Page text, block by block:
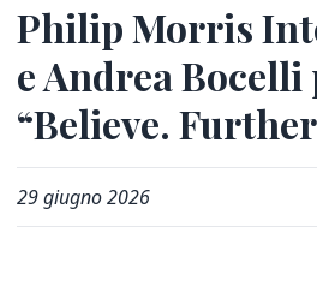
Philip Morris
e Andrea
“Believe.
29 giugno 2026